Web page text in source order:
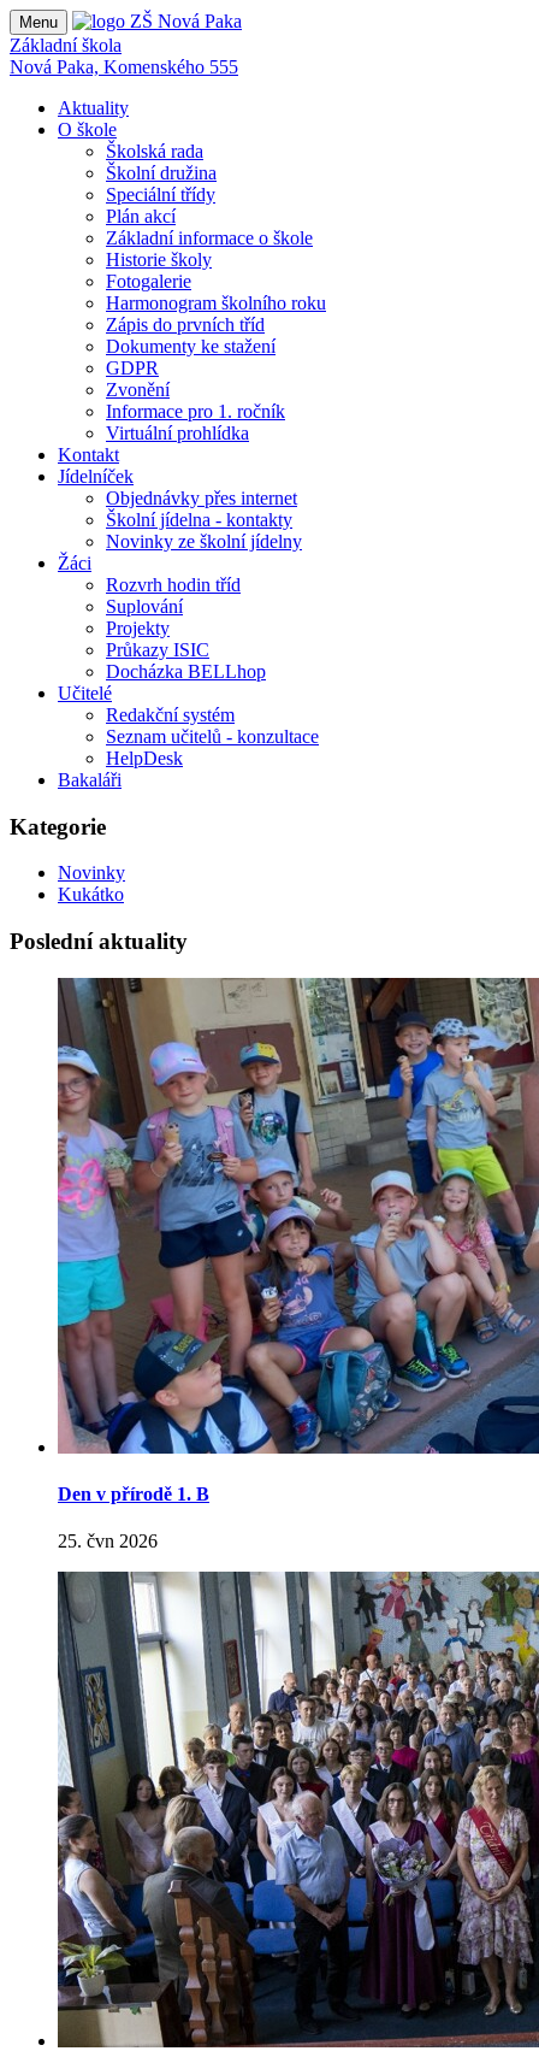
Menu
Základní škola
Nová Paka, Komenského 555
Aktuality
O škole
Školská rada
Školní družina
Speciální třídy
Plán akcí
Základní informace o škole
Historie školy
Fotogalerie
Harmonogram školního roku
Zápis do prvních tříd
Dokumenty ke stažení
GDPR
Zvonění
Informace pro 1. ročník
Virtuální prohlídka
Kontakt
Jídelníček
Objednávky přes internet
Školní jídelna - kontakty
Novinky ze školní jídelny
Žáci
Rozvrh hodin tříd
Suplování
Projekty
Průkazy ISIC
Docházka BELLhop
Učitelé
Redakční systém
Seznam učitelů - konzultace
HelpDesk
Bakaláři
Kategorie
Novinky
Kukátko
Poslední aktuality
Den v přírodě 1. B
25. čvn 2026